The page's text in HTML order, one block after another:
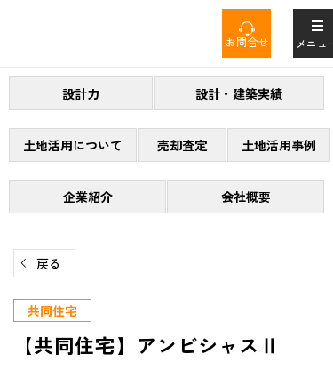
ン
キ
プ
お問合せ メニュー
設計力 設計・建築実績
土地活用について 売却査定 土地活用事例
企業紹介 会社概要
戻る
共同住宅
【共同住宅】アンビシャスⅡ